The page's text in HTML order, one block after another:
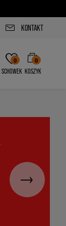
KONTAKT
0
SCHOWEK
0
KOSZYK